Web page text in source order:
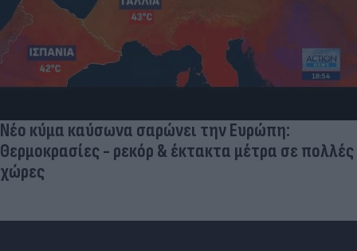
Νέο κύμα καύσωνα σαρώνει την Ευρώπη:
Θερμοκρασίες - ρεκόρ & έκτακτα μέτρα σε πολλές
χώρες